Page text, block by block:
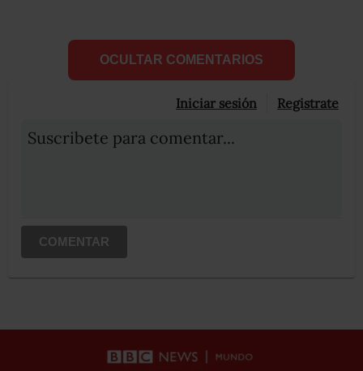
OCULTAR COMENTARIOS
Iniciar sesión Registrate
Suscribete para comentar...
COMENTAR